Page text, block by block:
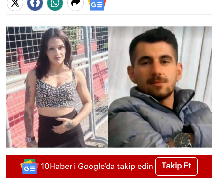
10Haber'i Google'da takip edin Takip Et